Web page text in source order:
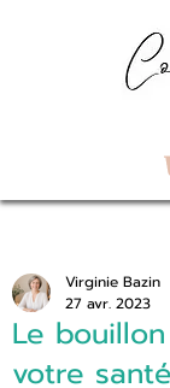
Le
votre
Virginie Bazin
27 avr. 2023